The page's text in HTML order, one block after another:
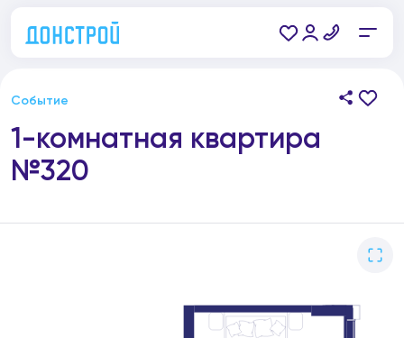
Событие
1-комнатная квартира
№320